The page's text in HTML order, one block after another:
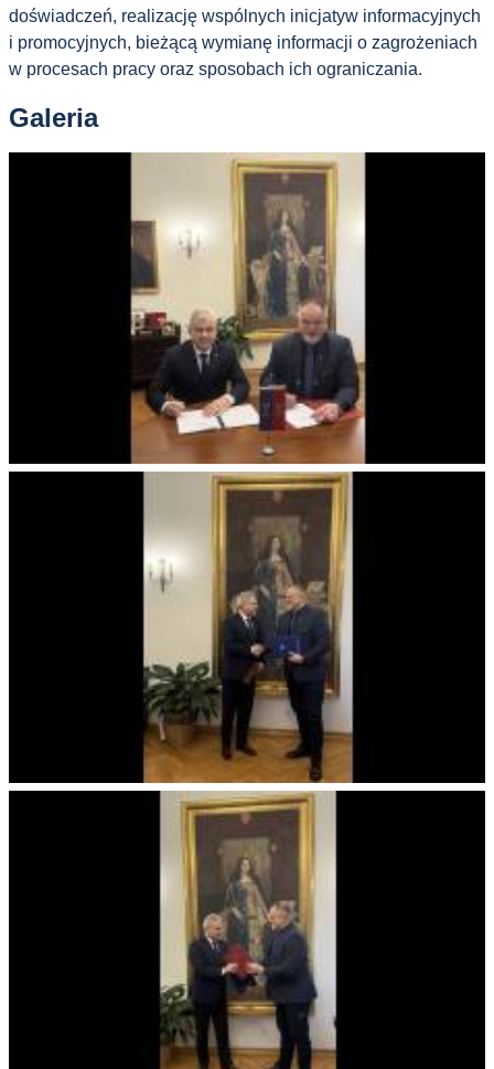
doświadczeń, realizację wspólnych inicjatyw informacyjnych
i promocyjnych, bieżącą wymianę informacji o zagrożeniach
w procesach pracy oraz sposobach ich ograniczania.
Galeria